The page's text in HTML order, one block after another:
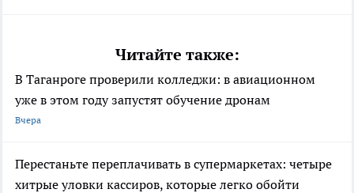
Читайте также:
В Таганроге проверили колледжи: в авиационном
уже в этом году запустят обучение дронам
Вчера
Перестаньте переплачивать в супермаркетах: четыре
хитрые уловки кассиров, которые легко обойти